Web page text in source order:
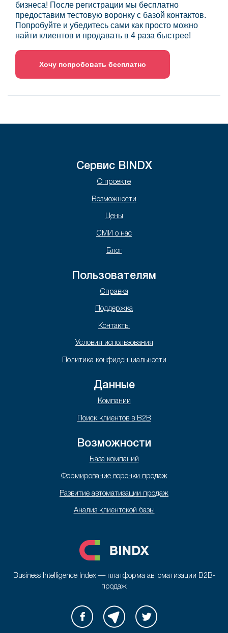
бизнеса! После регистрации мы бесплатно
предоставим тестовую воронку с базой контактов.
Попробуйте и убедитесь сами как просто можно
найти клиентов и продавать в 4 раза быстрее!
Хочу попробовать бесплатно
Сервис BINDX
О проекте
Возможности
Цены
СМИ о нас
Блог
Пользователям
Справка
Поддержка
Контакты
Условия использования
Политика конфиденциальности
Данные
Компании
Поиск клиентов в B2B
Возможности
База компаний
Формирование воронки продаж
Развитие автоматизации продаж
Анализ клиентской базы
Business Intelligence Index — платформа автоматизации B2B-
продаж